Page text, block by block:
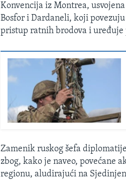
Konvencija iz Montrea,
Bosfor i Dardaneli, koji
pristup ratnih brodova i
Zamenik ruskog šefa
zbog, kako je naveo, povećane
regionu, aludirajući na